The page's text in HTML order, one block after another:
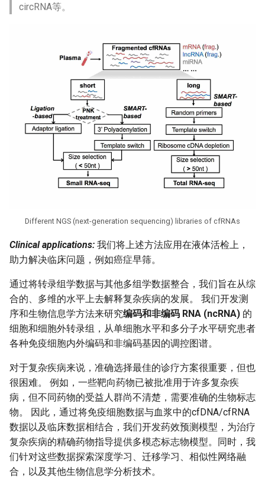
circRNA等。
Different NGS (next-generation sequencing) libraries of cfRNAs
Clinical applications: 我们将上述方法应用在液体活检上，
助力解决临床问题，例如癌症早筛。
通过将转录组学数据与其他多组学数据整合，我们旨在从综
合的、多维的水平上去解释复杂疾病的发展。 我们开发测
序和生物信息学方法来研究编码和非编码 RNA (ncRNA) 的
细胞和细胞外转录组，从单细胞水平和多分子水平研究患者
各种免疫细胞内外编码和非编码基因的调控图谱。
对于复杂疾病来说，准确选择最佳的诊疗方案很重要，但也
很困难。 例如，一些靶向药物已被批准用于许多复杂疾
病，但不同药物的受益人群尚不清楚，需要准确的生物标志
物。 因此，通过将免疫细胞数据与血浆中的cfDNA/cfRNA
数据以及临床数据相结合，我们开发药效预测模型，为治疗
复杂疾病的精确药物指导提供多模态标志物模型。同时，我
们针对这些数据探索深度学习、迁移学习、相似性网络融
合，以及其他生物信息学分析技术。